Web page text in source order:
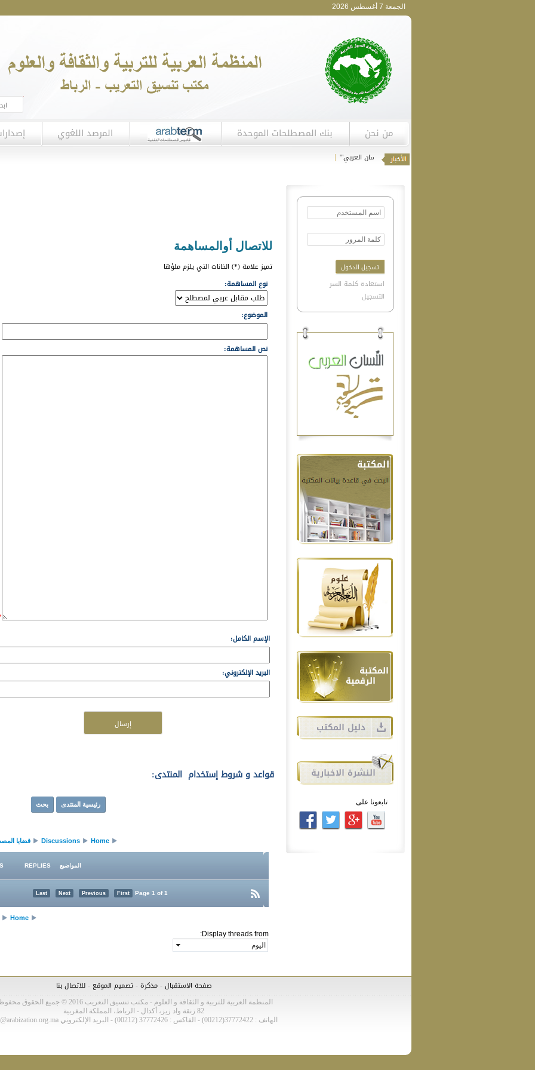
الجمعة 7 أغسطس 2026
من نحن بنك المصطلحات الموحدة المرصد اللغوي
دعوة للمساهمة في دورية "اللسان العربي"'|
للاتصال أوالمساهمة
تميز علامة (*) الخانات التي يلزم ملؤها
نوع المساهمة:
الموضوع:
نص المساهمة:
الإسم الكامل:
البريد الإلكتروني:
إرسال
قواعد و شروط إستخدام المنتدى:
بحث رئيسية المنتدى
Home
Discussions قضايا
المواضيع REPLIES
Page 1 of 1
First
Previous
Next
Last
Home
Display threads from:
استعادة كلمة السر
التسجيل
تابعونا على
صفحة الاستقبال-مذكرة-تصميم الموقع-للاتصال بنا
المنظمة العربية للتربية و الثقافة و العلوم - مكتب تنسيق التعريب 2016 © جميع الحقوق محفوظة
82 زنقة واد زيز، أكدال - الرباط، المملكة المغربية
الهاتف : 37772422(00212) - الفاكس : 37772426 (00212) - البريد الإلكتروني bca@arabization.org.ma